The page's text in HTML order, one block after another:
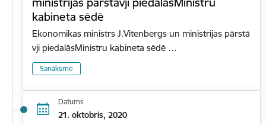
kabineta sēdē
Ekonomikas ministrs J.Vitenbergs un ministrijas pārstā
vji piedalāsMinistru kabineta sēdē …
Sanāksme
Datums
21. oktobris, 2020